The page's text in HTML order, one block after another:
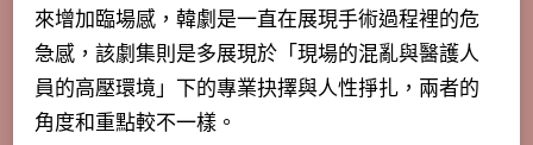
來增加臨場感，韓劇是一直在展現手術過程裡的危
急感，該劇集則是多展現於「現場的混亂與醫護人
員的高壓環境」下的專業抉擇與人性掙扎 ，兩者的
角度和重點較不一樣。